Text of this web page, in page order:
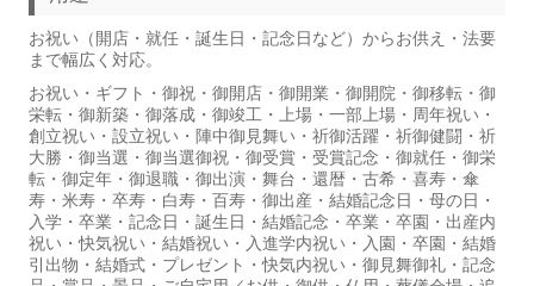
お祝い（開店・就任・誕生日・記念日など）からお供え・法要
まで幅広く対応。
お祝い・ギフト・御祝・御開店・御開業・御開院・御移転・御
栄転・御新築・御落成・御竣工・上場・一部上場・周年祝い・
創立祝い・設立祝い・陣中御見舞い・祈御活躍・祈御健闘・祈
大勝・御当選・御当選御祝・御受賞・受賞記念・御就任・御栄
転・御定年・御退職・御出演・舞台・還暦・古希・喜寿・傘
寿・米寿・卒寿・白寿・百寿・御出産・結婚記念日・母の日・
入学・卒業・記念日・誕生日・結婚記念・卒業・卒園・出産内
祝い・快気祝い・結婚祝い・入進学内祝い・入園・卒園・結婚
引出物・結婚式・プレゼント・快気内祝い・御見舞御礼・記念